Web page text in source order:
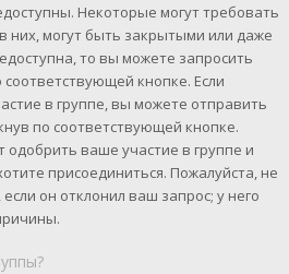
Некоторые могут требовать
них, могут быть закрытыми или даже
то вы можете запросить
кнопке. Если
в группе, вы можете отправить
по соответствующей кнопке.
ваше участие в группе и
присоединиться. Пожалуйста, не
он отклонил ваш запрос; у него